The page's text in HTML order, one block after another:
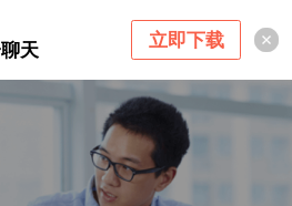
天 立即下载